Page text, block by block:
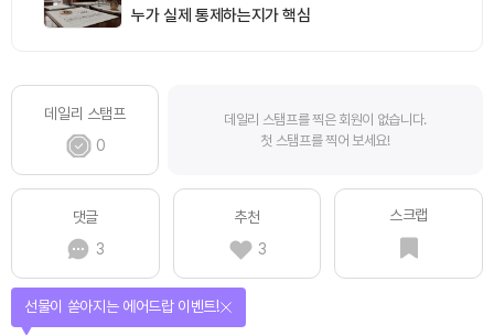
누가 실제 통제하는지가 핵심
데일리 스탬프
0
데일리 스탬프를 찍은 회원이 없습니다.
첫 스탬프를 찍어 보세요!
댓글
3
추천
3
스크랩
선물이 쏟아지는 에어드랍 이벤트!